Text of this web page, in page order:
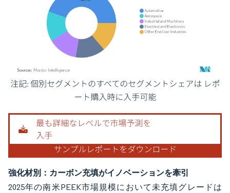
画像 © Mordor Intelligence。再利用にはCC BY 4.0の表示が必要です。
強化材別：カーボン充填がイノベーションを牽引
2025年の南米PEEK市場規模において未充填グレードは